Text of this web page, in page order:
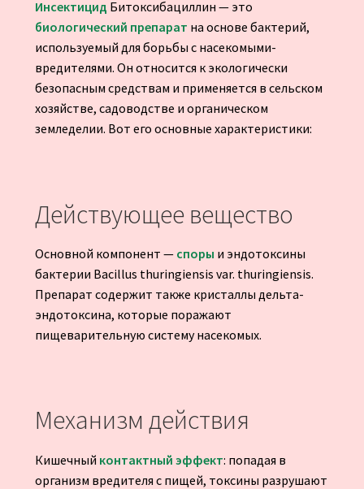
Инсектицид Битоксибациллин — это
биологический препарат на основе бактерий,
используемый для борьбы с насекомыми-
вредителями. Он относится к экологически
безопасным средствам и применяется в сельском
хозяйстве, садоводстве и органическом
земледелии. Вот его основные характеристики:
Действующее вещество
Основной компонент — споры и эндотоксины
бактерии Bacillus thuringiensis var. thuringiensis.
Препарат содержит также кристаллы дельта-
эндотоксина, которые поражают
пищеварительную систему насекомых.
Механизм действия
Кишечный контактный эффект: попадая в
организм вредителя с пищей, токсины разрушают